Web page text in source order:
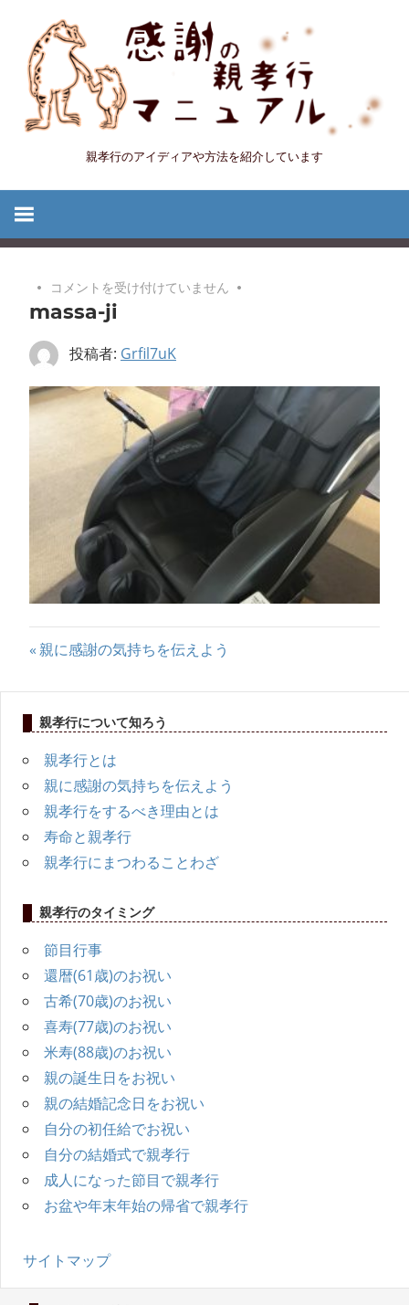
キ
プ
感
行
マ
ニ
ュ
ア
ル
親孝行のアイディアや方法を紹介しています
massa-
ji
コメントを受け付けていません
massa-ji
投稿者: Grfil7uK
投
稿
ナ
ビ
ゲ
ー
シ
ョ
ン
前
事:
親に感謝の気持ちを伝えよう
親孝行について知ろう
親孝行とは
親に感謝の気持ちを伝えよう
親孝行をするべき理由とは
寿命と親孝行
親孝行にまつわることわざ
親孝行のタイミング
節目行事
還暦(61歳)のお祝い
古希(70歳)のお祝い
喜寿(77歳)のお祝い
米寿(88歳)のお祝い
親の誕生日をお祝い
親の結婚記念日をお祝い
自分の初任給でお祝い
自分の結婚式で親孝行
成人になった節目で親孝行
お盆や年末年始の帰省で親孝行
サイトマップ